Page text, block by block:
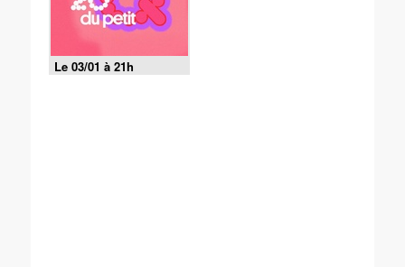
Le 03/01 à 21h